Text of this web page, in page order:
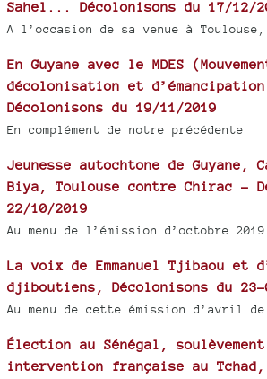
Sahel... Décolonisons du 17/12/
A l’occasion de sa venue à Toulouse,
En Guyane avec le MDES
décolonisation et
Décolonisons du 19/11/2019
En complément de notre précédente
Jeunesse autochtone de Guyane,
Biya, Toulouse contre Chirac -
22/10/2019
Au menu de l’émission d’octobre
La voix de Emmanuel Tjibaou et
djiboutiens, Décolonisons du 23-
Au menu de cette émission d’avril de
Élection au Sénégal,
intervention française au Tchad,